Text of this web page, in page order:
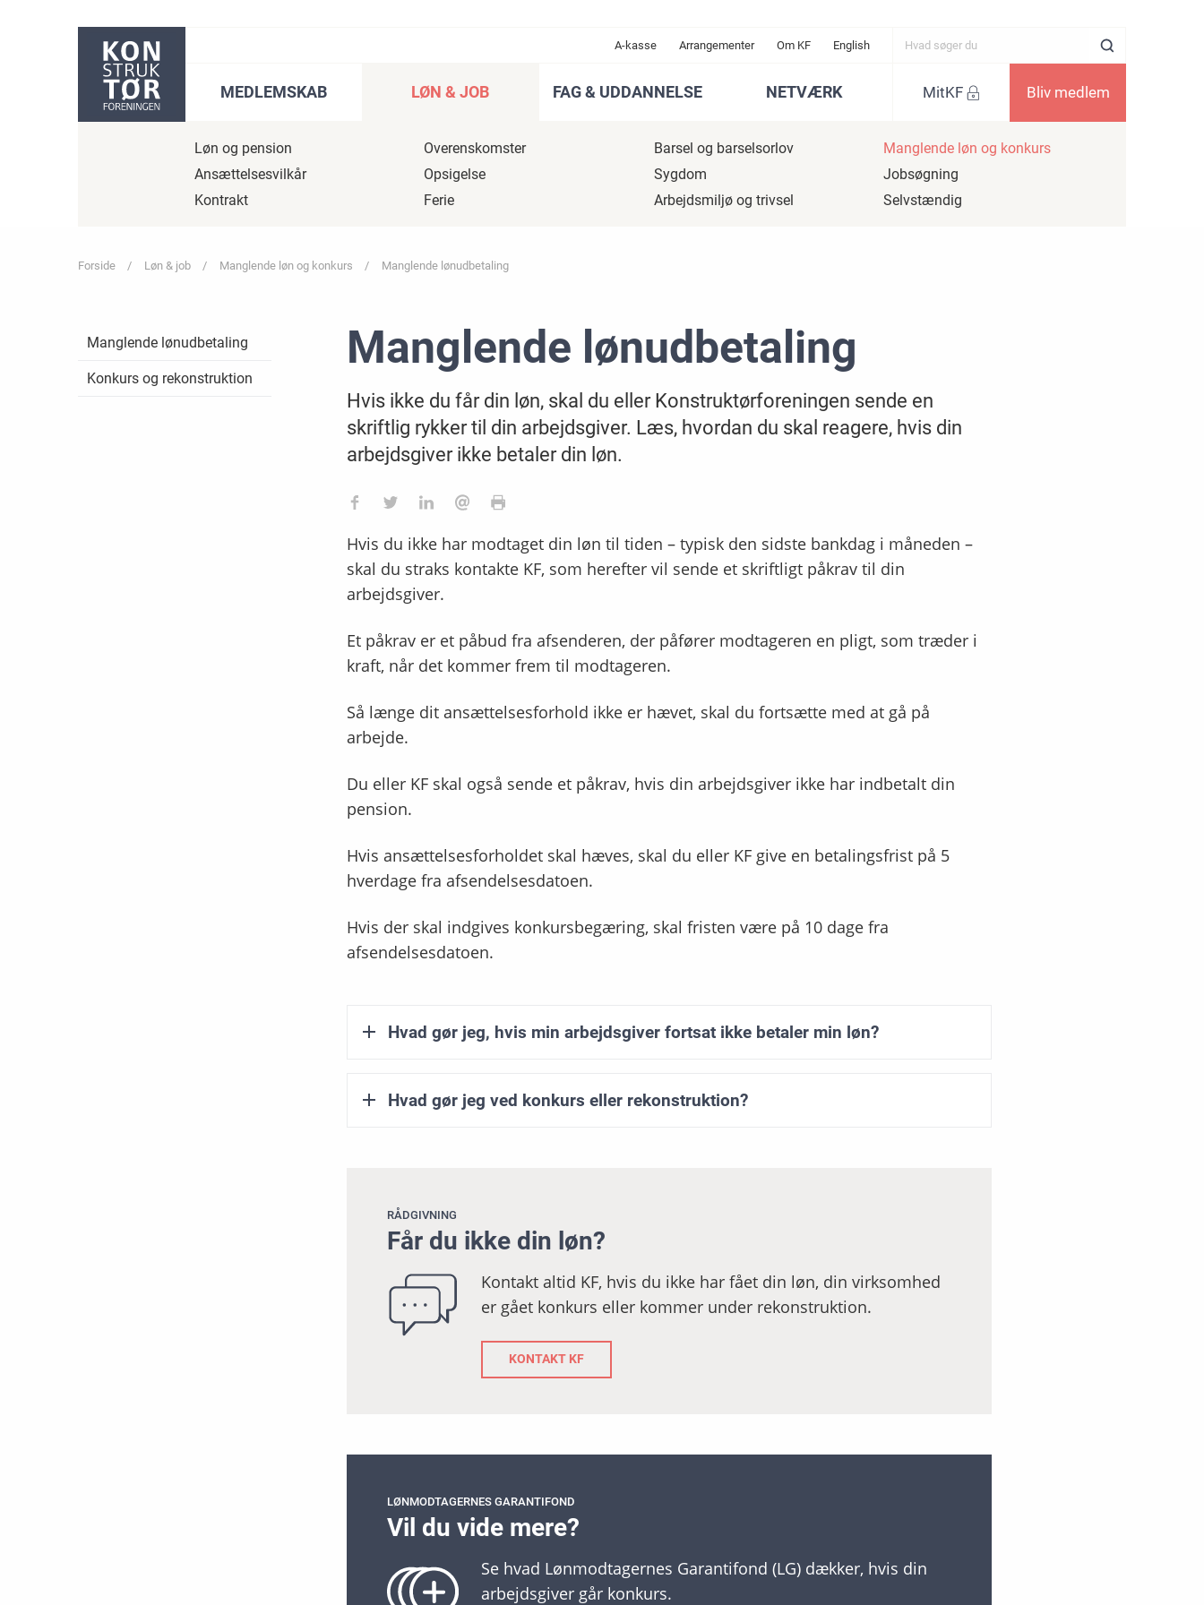
A-kasse Arrangementer Om KF English
MEDLEMSKAB LØN & JOB FAG & UDDANNELSE NETVÆRK MitKF Bliv medlem
Løn og pension
Ansættelsesvilkår
Kontrakt
Overenskomster
Opsigelse
Ferie
Barsel og barselsorlov
Sygdom
Arbejdsmiljø og trivsel
Manglende løn og konkurs
Jobsøgning
Selvstændig
Forside Løn & job Manglende løn og konkurs Manglende lønudbetaling
Manglende lønudbetaling
Konkurs og rekonstruktion
Manglende lønudbetaling
Hvis ikke du får din løn, skal du eller Konstruktørforeningen sende en
skriftlig rykker til din arbejdsgiver. Læs, hvordan du skal reagere, hvis din
arbejdsgiver ikke betaler din løn.
Hvis du ikke har modtaget din løn til tiden – typisk den sidste bankdag i måneden –
skal du straks kontakte KF, som herefter vil sende et skriftligt påkrav til din
arbejdsgiver.
Et påkrav er et påbud fra afsenderen, der påfører modtageren en pligt, som træder i
kraft, når det kommer frem til modtageren.
Så længe dit ansættelsesforhold ikke er hævet, skal du fortsætte med at gå på
arbejde.
Du eller KF skal også sende et påkrav, hvis din arbejdsgiver ikke har indbetalt din
pension.
Hvis ansættelsesforholdet skal hæves, skal du eller KF give en betalingsfrist på 5
hverdage fra afsendelsesdatoen.
Hvis der skal indgives konkursbegæring, skal fristen være på 10 dage fra
afsendelsesdatoen.
Hvad gør jeg, hvis min arbejdsgiver fortsat ikke betaler min løn?
Hvad gør jeg ved konkurs eller rekonstruktion?
RÅDGIVNING
Får du ikke din løn?
Kontakt altid KF, hvis du ikke har fået din løn, din virksomhed
er gået konkurs eller kommer under rekonstruktion.
KONTAKT KF
LØNMODTAGERNES GARANTIFOND
Vil du vide mere?
Se hvad Lønmodtagernes Garantifond (LG) dækker, hvis din
arbejdsgiver går konkurs.